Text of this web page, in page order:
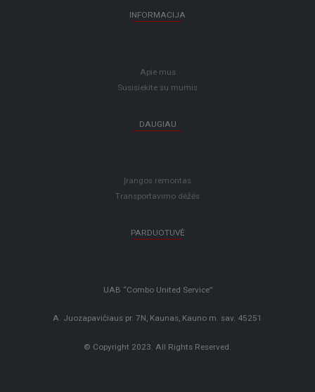
INFORMACIJA
Apie mus
Susisiekite su mumis
DAUGIAU
Įrangos remontas
Transportavimo dėžės
PARDUOTUVĖ
UAB “Combo United Service”
A. Juozapavičiaus pr. 7N, Kaunas, Kauno m. sav. 45251
© Copyright 2023. All Rights Reserved.